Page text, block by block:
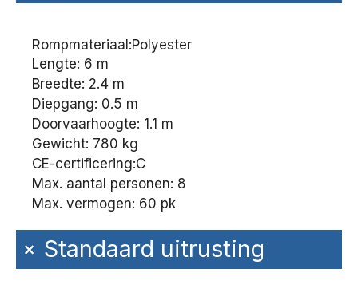
Rompmateriaal:Polyester
Lengte: 6 m
Breedte: 2.4 m
Diepgang: 0.5 m
Doorvaarhoogte: 1.1 m
Gewicht: 780 kg
CE-certificering:C
Max. aantal personen: 8
Max. vermogen: 60 pk
+Standaard uitrusting